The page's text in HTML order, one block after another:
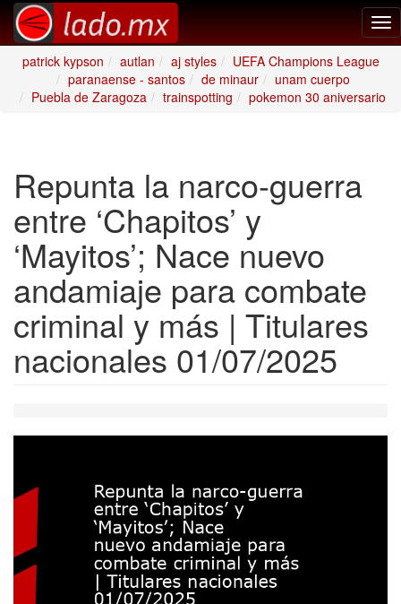
patrick kypson
autlan aj styles
UEFA Champions League
paranaense - santos
de minaur
unam cuerpo
Puebla de Zaragoza
trainspotting pokemon 30 aniversario
Repunta la narco-guerra
entre ‘Chapitos’ y
‘Mayitos’; Nace nuevo
andamiaje para combate
criminal y más | Titulares
nacionales 01/07/2025